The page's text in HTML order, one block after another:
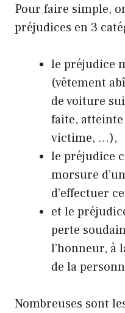
Pour faire simple,
préjudices en 3
le préjudice
(vêtement
de voiture
faite,
victime, …),
le préjudice
morsure
d’effectuer
et le
perte
l’honneur, à
de la
Nombreuses sont